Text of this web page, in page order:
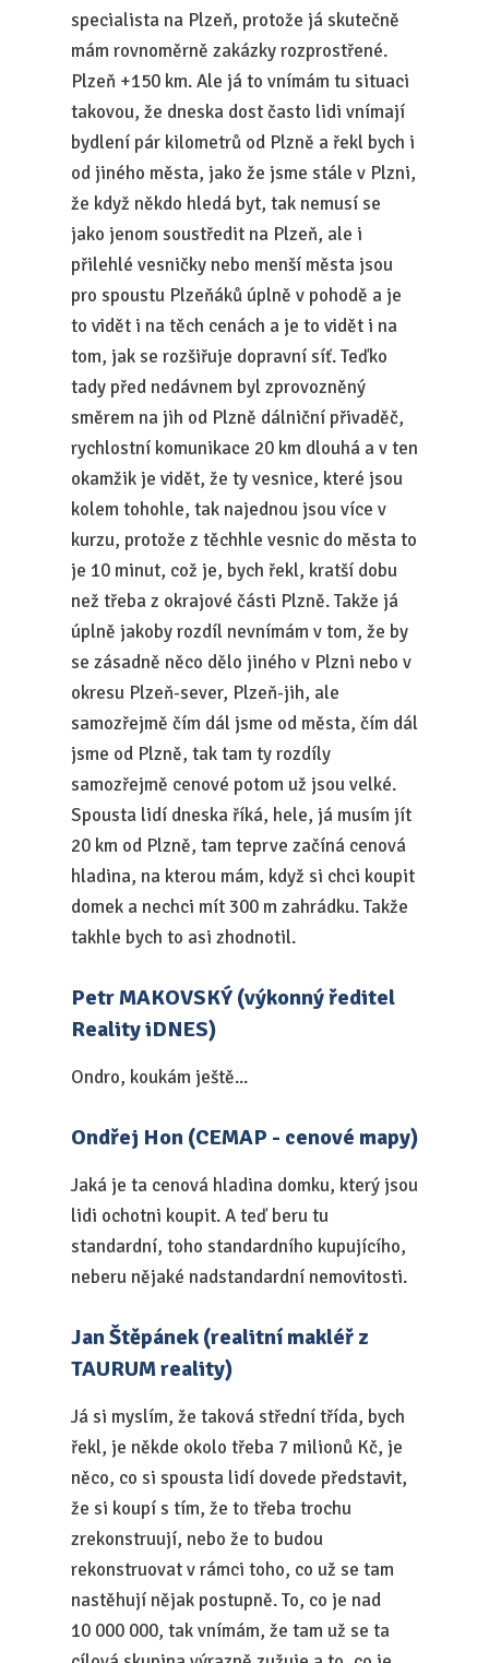
specialista na Plzeň, protože já skutečně
mám rovnoměrně zakázky rozprostřené.
Plzeň +150 km. Ale já to vnímám tu situaci
takovou, že dneska dost často lidi vnímají
bydlení pár kilometrů od Plzně a řekl bych i
od jiného města, jako že jsme stále v Plzni,
že když někdo hledá byt, tak nemusí se
jako jenom soustředit na Plzeň, ale i
přilehlé vesničky nebo menší města jsou
pro spoustu Plzeňáků úplně v pohodě a je
to vidět i na těch cenách a je to vidět i na
tom, jak se rozšiřuje dopravní síť. Teďko
tady před nedávnem byl zprovozněný
směrem na jih od Plzně dálniční přivaděč,
rychlostní komunikace 20 km dlouhá a v ten
okamžik je vidět, že ty vesnice, které jsou
kolem tohohle, tak najednou jsou více v
kurzu, protože z těchhle vesnic do města to
je 10 minut, což je, bych řekl, kratší dobu
než třeba z okrajové části Plzně. Takže já
úplně jakoby rozdíl nevnímám v tom, že by
se zásadně něco dělo jiného v Plzni nebo v
okresu Plzeň-sever, Plzeň-jih, ale
samozřejmě čím dál jsme od města, čím dál
jsme od Plzně, tak tam ty rozdíly
samozřejmě cenové potom už jsou velké.
Spousta lidí dneska říká, hele, já musím jít
20 km od Plzně, tam teprve začíná cenová
hladina, na kterou mám, když si chci koupit
domek a nechci mít 300 m zahrádku. Takže
takhle bych to asi zhodnotil.
Petr MAKOVSKÝ (výkonný ředitel
Reality iDNES)
Ondro, koukám ještě...
Ondřej Hon (CEMAP - cenové mapy)
Jaká je ta cenová hladina domku, který jsou
lidi ochotni koupit. A teď beru tu
standardní, toho standardního kupujícího,
neberu nějaké nadstandardní nemovitosti.
Jan Štěpánek (realitní makléř z
TAURUM reality)
Já si myslím, že taková střední třída, bych
řekl, je někde okolo třeba 7 milionů Kč, je
něco, co si spousta lidí dovede představit,
že si koupí s tím, že to třeba trochu
zrekonstruují, nebo že to budou
rekonstruovat v rámci toho, co už se tam
nastěhují nějak postupně. To, co je nad
10 000 000, tak vnímám, že tam už se ta